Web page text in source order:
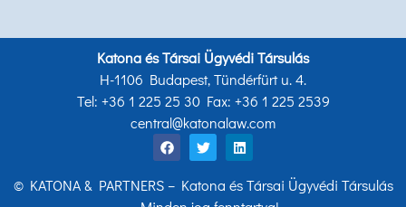
Katona és Társai Ügyvédi Társulás
H-1106 Budapest, Tündérfürt u. 4.
Tel: +36 1 225 25 30 Fax: +36 1 225 2539
central@katonalaw.com
© KATONA & PARTNERS – Katona és Társai Ügyvédi Társulás